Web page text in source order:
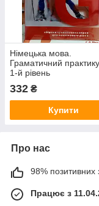
Німецька мова.
Граматичний
1-й рівень
332 ₴
Купити
Про нас
98% позитивних
Працює з